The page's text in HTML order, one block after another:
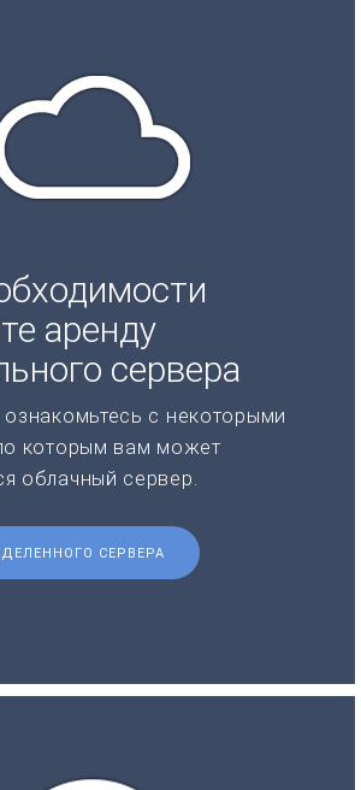
аренду
сервера
с некоторыми
которым вам может
облачный сервер.
СЕРВЕРА